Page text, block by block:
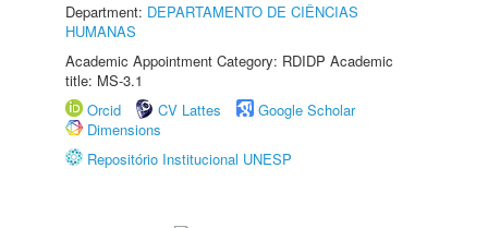
Department: DEPARTAMENTO DE CIÊNCIAS
HUMANAS
Academic Appointment Category: RDIDP Academic
title: MS-3.1
Orcid
CV Lattes
Google Scholar
Dimensions
Repositório Institucional UNESP